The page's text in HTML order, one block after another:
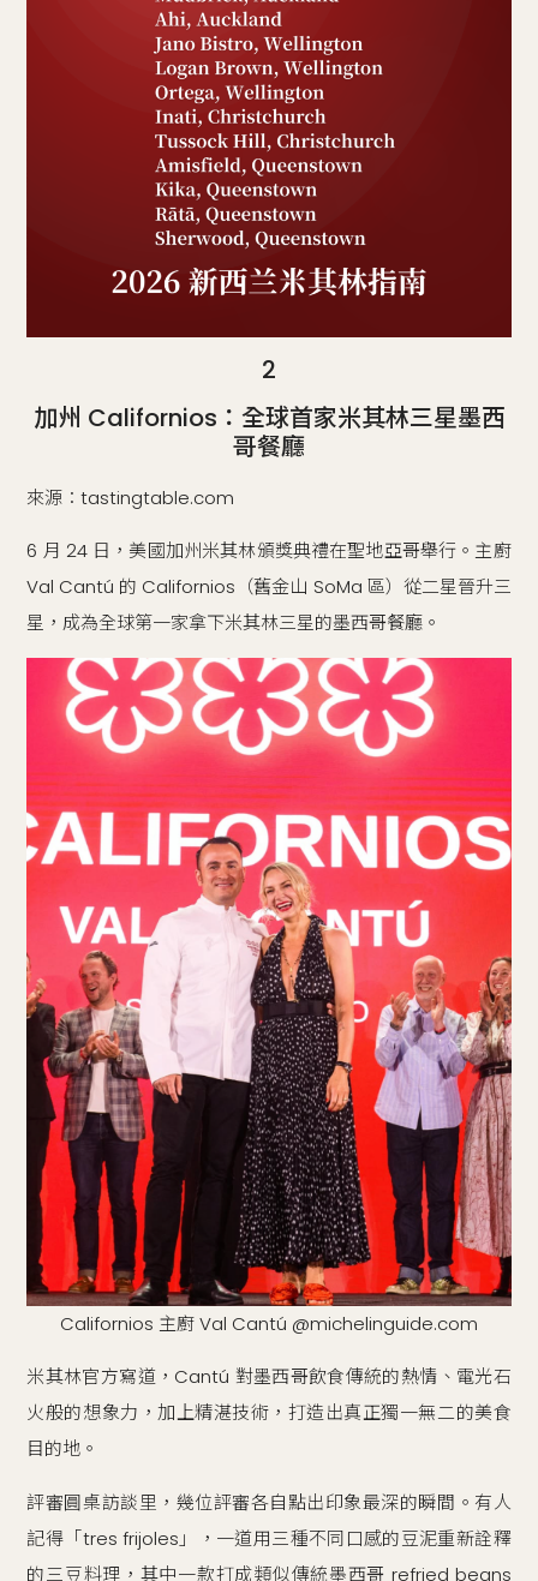
2
加州 Californios：全球首家米其林三星墨西
哥餐廳
來源：tastingtable.com
6 月 24 日，美國加州米其林頒獎典禮在聖地亞哥舉行。主廚
Val Cantú 的 Californios（舊金山 SoMa 區）從二星晉升三
星，成為全球第一家拿下米其林三星的墨西哥餐廳。
Californios 主廚 Val Cantú @michelinguide.com
米其林官方寫道，Cantú 對墨西哥飲食傳統的熱情、電光石
火般的想象力，加上精湛技術，打造出真正獨一無二的美食
目的地。
評審圓桌訪談里，幾位評審各自點出印象最深的瞬間。有人
記得「tres frijoles」，一道用三種不同口感的豆泥重新詮釋
的三豆料理，其中一款打成類似傳統墨西哥 refried beans